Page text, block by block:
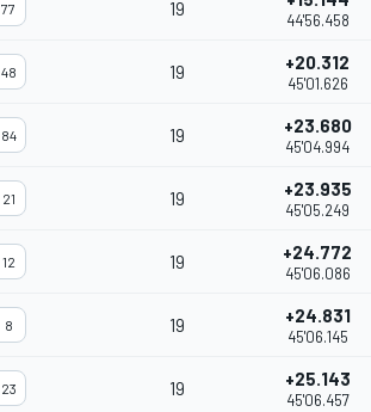
77 19
44'56.458
48 19 +20.312
45'01.626
84 19 +23.680
45'04.994
21 19 +23.935
45'05.249
12 19 +24.772
45'06.086
8 19 +24.831
45'06.145
23 19 +25.143
45'06.457